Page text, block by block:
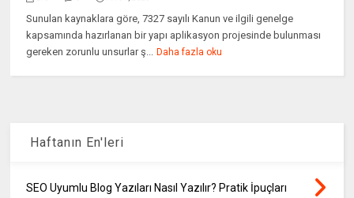
Sunulan kaynaklara göre, 7327 sayılı Kanun ve ilgili genelge
kapsamında hazırlanan bir yapı aplikasyon projesinde bulunması
gereken zorunlu unsurlar ş... Daha fazla oku
Haftanın En'leri
SEO Uyumlu Blog Yazıları Nasıl Yazılır? Pratik İpuçları